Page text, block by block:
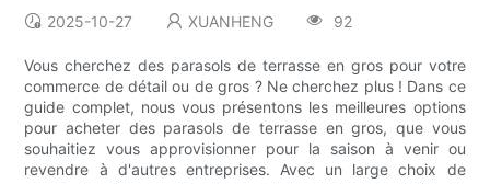
2025-10-27 XUANHENG 92
Vous cherchez des parasols de terrasse en gros pour votre
commerce de détail ou de gros ? Ne cherchez plus ! Dans ce
guide complet, nous vous présentons les meilleures options
pour acheter des parasols de terrasse en gros, que vous
souhaitiez vous approvisionner pour la saison à venir ou
revendre à d'autres entreprises. Avec un large choix de